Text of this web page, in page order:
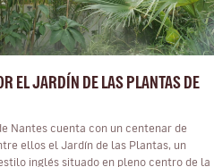
EL JARDÍN DE LAS PLANTAS DE
Nantes cuenta con un centenar de
ellos el Jardín de las Plantas, un
inglés situado en pleno centro de la